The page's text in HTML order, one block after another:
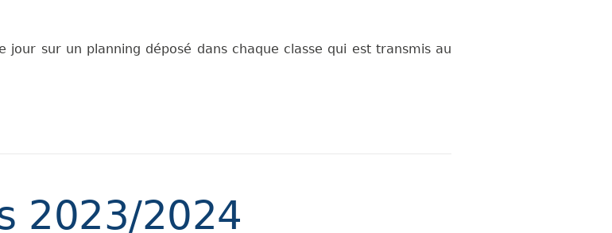
jour sur un planning déposé dans chaque classe qui est transmis au
2023/2024